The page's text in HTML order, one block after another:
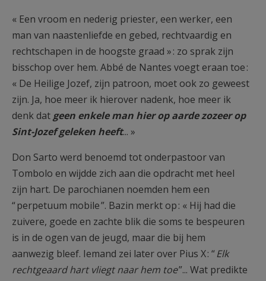
« Een vroom en nederig priester, een werker, een
man van naastenliefde en gebed, rechtvaardig en
rechtschapen in de hoogste graad » : zo sprak zijn
bisschop over hem. Abbé de Nantes voegt eraan toe :
« De Heilige Jozef, zijn patroon, moet ook zo geweest
zijn. Ja, hoe meer ik hierover nadenk, hoe meer ik
denk datgeen enkele man hier op aarde zozeer op
Sint-Jozef geleken heeft... »
Don Sarto werd benoemd tot onderpastoor van
Tombolo en wijdde zich aan die opdracht met heel
zijn hart. De parochianen noemden hem een
“ perpetuum mobile ”. Bazin merkt op : « Hij had die
zuivere, goede en zachte blik die soms te bespeuren
is in de ogen van de jeugd, maar die bij hem
aanwezig bleef. Iemand zei later over Pius X : “Elk
rechtgeaard hart vliegt naar hem toe”... Wat predikte